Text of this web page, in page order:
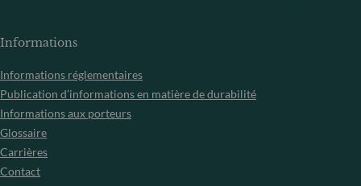
Informations
Informations réglementaires
Publication d’informations en matière de durabilité
Informations aux porteurs
Glossaire
Carrières
Contact